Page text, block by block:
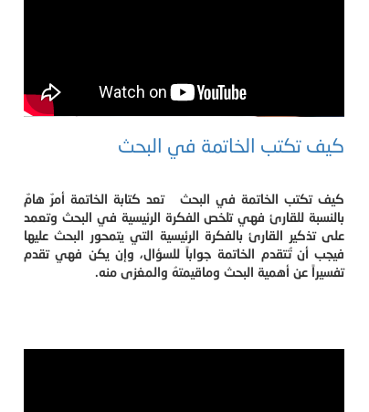
كيف تكتب الخاتمة في البحث
كيف تكتب الخاتمة في البحث تعد كتابة الخاتمة أمرٌ هامٌ
بالنسبة للقارئ فهي تلخص الفكرة الرئيسية في البحث وتعمد
على تذكير القارئ بالفكرة الرئيسية التي يتمحور البحث عليها
فيجب أن تُتقدم الخاتمة جواباً للسؤال، وإن يكن فهي تقدم
تفسيراً عن أهمية البحث وماقيمتهُ والمغزى منه.